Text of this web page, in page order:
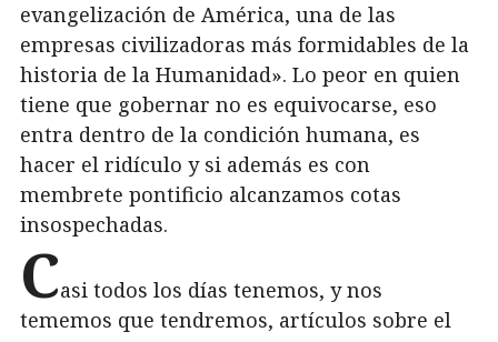
evangelización de América, una de las
empresas civilizadoras más formidables de la
historia de la Humanidad». Lo peor en quien
tiene que gobernar no es equivocarse, eso
entra dentro de la condición humana, es
hacer el ridículo y si además es con
membrete pontificio alcanzamos cotas
insospechadas.
Casi todos los días tenemos, y nos
tememos que tendremos, artículos sobre el